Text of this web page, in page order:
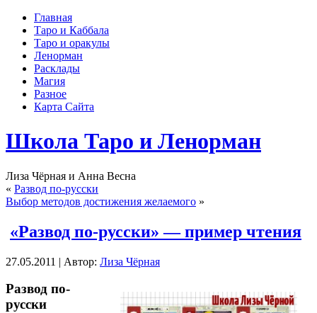
Главная
Таро и Каббала
Таро и оракулы
Ленорман
Расклады
Магия
Разное
Карта Сайта
Школа Таро и Ленорман
Лиза Чёрная и Анна Весна
« Развод по-русски
Выбор методов достижения желаемого »
«Развод по-русски» — пример чтения
27.05.2011 | Автор: Лиза Чёрная
Развод по-
русски